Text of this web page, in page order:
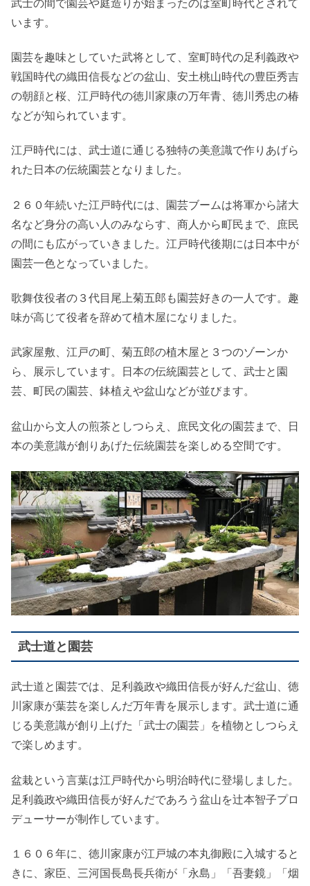
武士の間で園芸や庭造りが始まったのは室町時代とされて
います。
園芸を趣味としていた武将として、室町時代の足利義政や
戦国時代の織田信長などの盆山、安土桃山時代の豊臣秀吉
の朝顔と桜、江戸時代の徳川家康の万年青、徳川秀忠の椿
などが知られています。
江戸時代には、武士道に通じる独特の美意識で作りあげら
れた日本の伝統園芸となりました。
２６０年続いた江戸時代には、園芸ブームは将軍から諸大
名など身分の高い人のみならす、商人から町民まで、庶民
の間にも広がっていきました。江戸時代後期には日本中が
園芸一色となっていました。
歌舞伎役者の３代目尾上菊五郎も園芸好きの一人です。趣
味が高じて役者を辞めて植木屋になりました。
武家屋敷、江戸の町、菊五郎の植木屋と３つのゾーンか
ら、展示しています。日本の伝統園芸として、武士と園
芸、町民の園芸、鉢植えや盆山などが並びます。
盆山から文人の煎茶としつらえ、庶民文化の園芸まで、日
本の美意識が創りあげた伝統園芸を楽しめる空間です。
武士道と園芸
武士道と園芸では、足利義政や織田信長が好んだ盆山、徳
川家康が葉芸を楽しんだ万年青を展示します。武士道に通
じる美意識が創り上げた「武士の園芸」を植物としつらえ
で楽しめます。
盆栽という言葉は江戸時代から明治時代に登場しました。
足利義政や織田信長が好んだであろう盆山を辻本智子プロ
デューサーが制作しています。
１６０６年に、徳川家康が江戸城の本丸御殿に入城すると
きに、家臣、三河国長島長兵衛が「永島」「吾妻鏡」「烟